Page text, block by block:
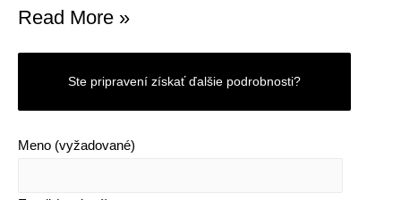
Stále
staviame
a
nové
Read More »
Ste pripravení získať ďalšie podrobnosti?
Meno (vyžadované)